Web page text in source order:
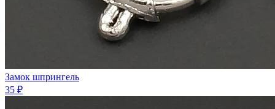
Замок шпрингель
35 ₽